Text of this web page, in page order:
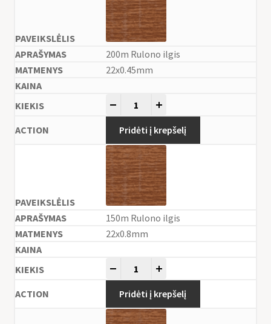
200m Rulono ilgis
22x0.45mm
Pridėti į krepšelį
150m Rulono ilgis
22x0.8mm
Pridėti į krepšelį